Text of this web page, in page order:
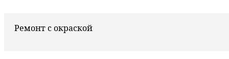
Ремонт с окраской